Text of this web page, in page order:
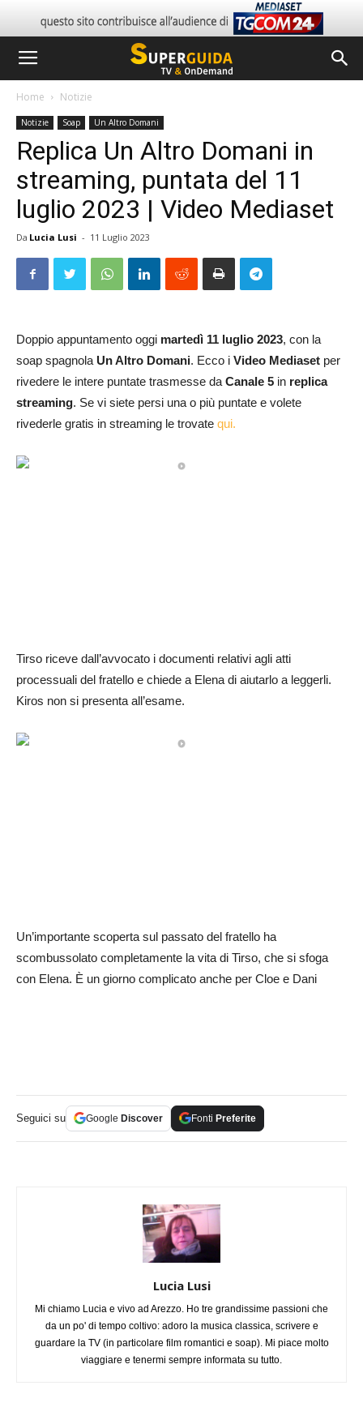
Home Notizie
Notizie Soap Un Altro Domani
Replica Un Altro Domani in
streaming, puntata del 11
luglio 2023 | Video Mediaset
Da Lucia Lusi - 11 Luglio 2023
Doppio appuntamento oggi martedì 11 luglio 2023, con la
soap spagnola Un Altro Domani. Ecco i Video Mediaset per
rivedere le intere puntate trasmesse da Canale 5 in replica
streaming. Se vi siete persi una o più puntate e volete
rivederle gratis in streaming le trovate qui.
Tirso riceve dall’avvocato i documenti relativi agli atti
processuali del fratello e chiede a Elena di aiutarlo a leggerli.
Kiros non si presenta all’esame.
Un’importante scoperta sul passato del fratello ha
scombussolato completamente la vita di Tirso, che si sfoga
con Elena. È un giorno complicato anche per Cloe e Dani
Seguici su Google Discover Fonti Preferite
Lucia Lusi
Mi chiamo Lucia e vivo ad Arezzo. Ho tre grandissime passioni che
da un po' di tempo coltivo: adoro la musica classica, scrivere e
guardare la TV (in particolare film romantici e soap). Mi piace molto
viaggiare e tenermi sempre informata su tutto.